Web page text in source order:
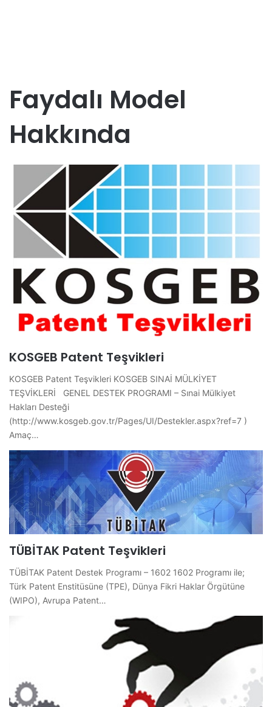
Faydalı Model
Hakkında
KOSGEB Patent Teşvikleri
KOSGEB Patent Teşvikleri KOSGEB SINAİ MÜLKİYET
TEŞVİKLERİ GENEL DESTEK PROGRAMI – Sınai Mülkiyet
Hakları Desteği
(http://www.kosgeb.gov.tr/Pages/UI/Destekler.aspx?ref=7 )
Amaç…
TÜBİTAK Patent Teşvikleri
TÜBİTAK Patent Destek Programı – 1602 1602 Programı ile;
Türk Patent Enstitüsüne (TPE), Dünya Fikri Haklar Örgütüne
(WIPO), Avrupa Patent…